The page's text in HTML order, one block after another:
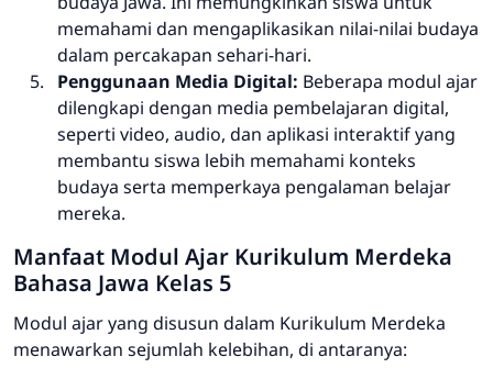
memahami dan mengaplikasikan nilai-nilai budaya
dalam percakapan sehari-hari.
Penggunaan Media Digital: Beberapa modul ajar
dilengkapi dengan media pembelajaran digital,
seperti video, audio, dan aplikasi interaktif yang
membantu siswa lebih memahami konteks
budaya serta memperkaya pengalaman belajar
mereka.
Manfaat Modul Ajar Kurikulum Merdeka
Bahasa Jawa Kelas 5
Modul ajar yang disusun dalam Kurikulum Merdeka
menawarkan sejumlah kelebihan, di antaranya: